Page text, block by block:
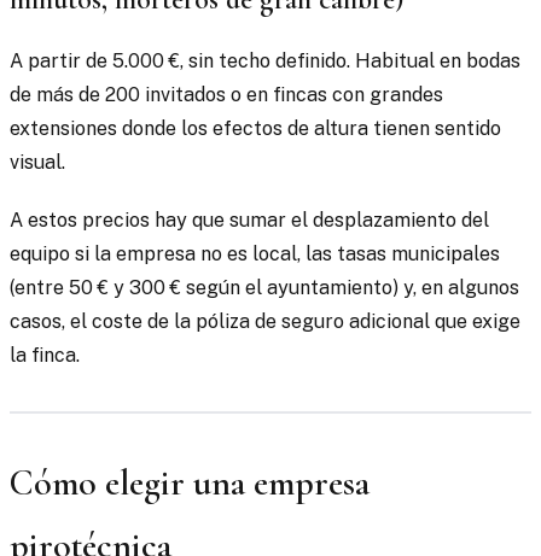
A partir de 5.000 €, sin techo definido. Habitual en bodas
de más de 200 invitados o en fincas con grandes
extensiones donde los efectos de altura tienen sentido
visual.
A estos precios hay que sumar el desplazamiento del
equipo si la empresa no es local, las tasas municipales
(entre 50 € y 300 € según el ayuntamiento) y, en algunos
casos, el coste de la póliza de seguro adicional que exige
la finca.
Cómo elegir una empresa
pirotécnica